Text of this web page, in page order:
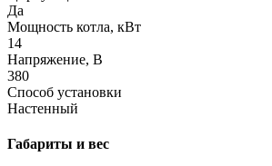
Да
Мощность котла, кВт
14
Напряжение, В
380
Способ установки
Настенный
Габариты и вес